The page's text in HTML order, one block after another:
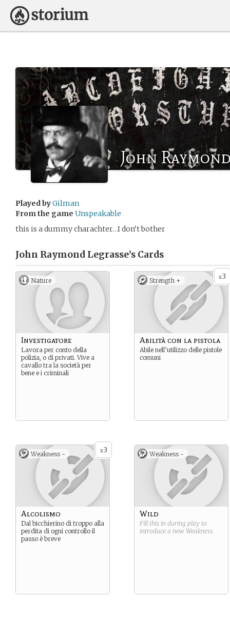
John
Played byGilman
From the game Unspeakable
this is a dummy charachter…I don’t bother
John Raymond Legrasse’s Cards
Nature
Investigatore
Lavora per conto della
polizia, o di privati. Vive a
cavallo tra la società per
bene e i criminali
x3
Strength +
Abilità con la pistola
Abile nell’utilizzo delle pistole
comuni
x3
Weakness -
Alcolismo
Dal bicchierino di troppo alla
perdita di ogni controllo il
passo è breve
Weakness -
Wild
Fill this in during play to
introduce a new Weakness.